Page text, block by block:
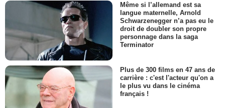
Même si l’allemand est sa
langue maternelle, Arnold
Schwarzenegger n’a pas eu le
droit de doubler son propre
personnage dans la saga
Terminator
Plus de 300 films en 47 ans de
carrière : c'est l'acteur qu'on a
le plus vu dans le cinéma
français !